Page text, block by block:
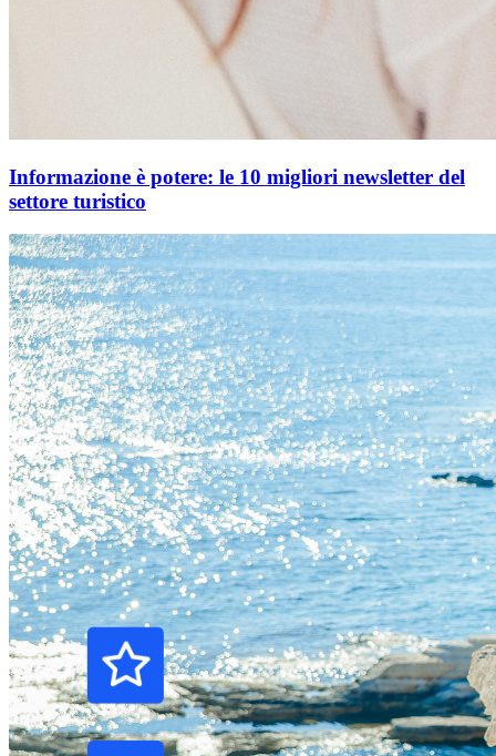
Informazione è potere: le 10 migliori newsletter del
settore turistico